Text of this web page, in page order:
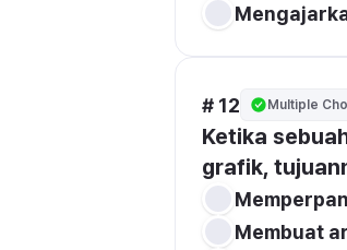
# 12 Multiple
Ketika
grafik,
Membuat